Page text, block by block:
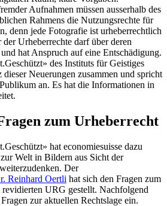
Aufnahmen müssen ausserhalb des
Rahmens die Nutzungsrechte für
denn jede Fotografie ist urheberrechtlich
Urheberrechte darf über deren
hat Anspruch auf eine Entschädigung.
des Instituts für Geistiges
dieser Neuerungen zusammen und spricht
an. Es hat die Informationen in
zum Urheberrecht
hat economiesuisse dazu
Welt in Bildern aus Sicht der
Der
Reinhard Oertli hat sich den Fragen zum
URG gestellt. Nachfolgend
zur aktuellen Rechtslage ein.